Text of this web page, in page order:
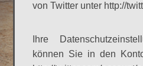
von Twitter unter http://
Ihre
können Sie in den